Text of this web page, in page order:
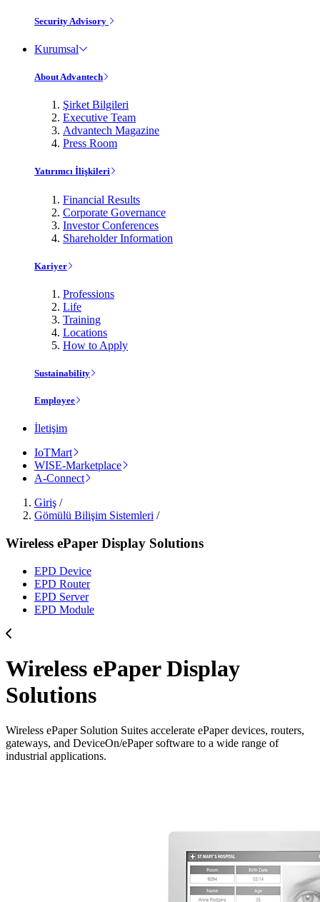
Security Advisory
Kurumsal
About Advantech
Şirket Bilgileri
Executive Team
Advantech Magazine
Press Room
Yatırımcı İlişkileri
Financial Results
Corporate Governance
Investor Conferences
Shareholder Information
Kariyer
Professions
Life
Training
Locations
How to Apply
Sustainability
Employee
İletişim
IoTMart
WISE-Marketplace
A-Connect
Giriş /
Gömülü Bilişim Sistemleri /
Wireless ePaper Display Solutions
EPD Device
EPD Router
EPD Server
EPD Module
Wireless ePaper Display
Solutions
Wireless ePaper Solution Suites accelerate ePaper devices, routers,
gateways, and DeviceOn/ePaper software to a wide range of
industrial applications.